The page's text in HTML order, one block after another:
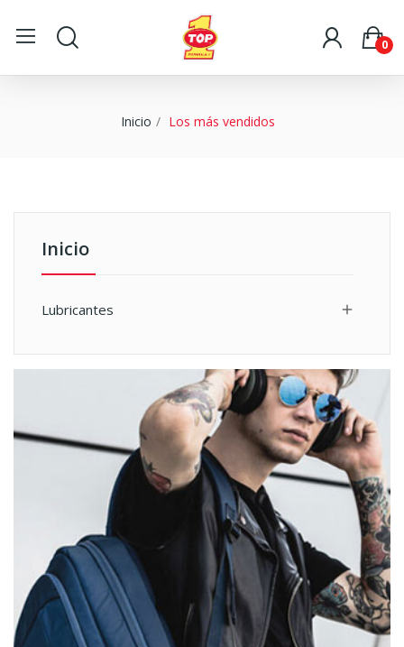
0
Inicio Los más vendidos
Inicio
Lubricantes 